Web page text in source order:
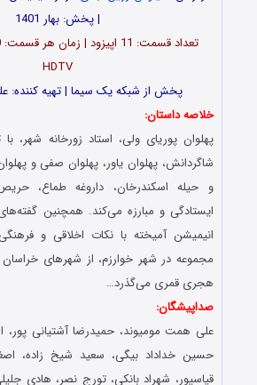
| پخش: بهار 1401
HDTV
پخش از شبکه یک سیما | تهیه‌ کننده:
خلاصه داستان:
پهلوان پوریای ولی، استاد زورخانه شهر،
شاگردانش، پهلوان یاور، پهلوان صفی و
و حیله اسکندرخان، داروغه طماع،
ایستادگی و مبارزه می‌کند. همچنین
انیمیشن آمیخته با نکات اخلاقی و
مجموعه در شهر خوارزم، از شهرهای
هجری قمری می‌گذرد…
صداپیشگان:
علی همت مومیوند، حمیدرضا آشتیانی
حسین خداداد بیگی، سعید شیخ زاده،
قیاسپور، شهراد بانکی، تورج نصر، هادی